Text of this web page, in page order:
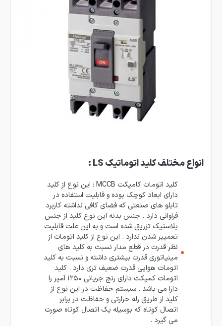
انواع مختلف کلید اتوماتیک LS :
کلید اتومات کامپکت MCCB : این نوع از کلید
دارای ابعاد کوچک بوده و قابلیت استفاده در
تابلو های صنعتی که فضای کافی نداشته کاربرد
فراوانی دارد . جنس بدنه این نوع کلید از جنس
پلاستیک تزریق شده است و به این علت قابلیت
تعمییر شدن ندارد . این نوع از کلید اتومات از
نظر قدرت در قطع مدار نسبت به کلید های
مینیاتوری قدرت بیشتری داشته و نسبت به کلید
اتومات هوایی قدرت ضعیف تری دارد . کلید
اتومات کمپکت دارای رنج جریانی ۱۲۵۰ آمپر را
دارا می باشد . سیستم حفاظت در این نوع از
کلید از طریق رله حرارتی و حفاظت در برابر
اتصال کوتاه که بوسیله یک اتصال کوتاه صورت
می گیرد .